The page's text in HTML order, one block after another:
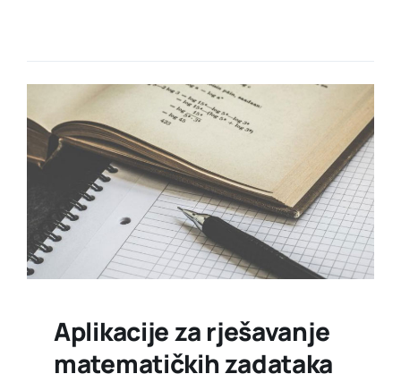
Aplikacije za rješavanje
matematičkih zadataka